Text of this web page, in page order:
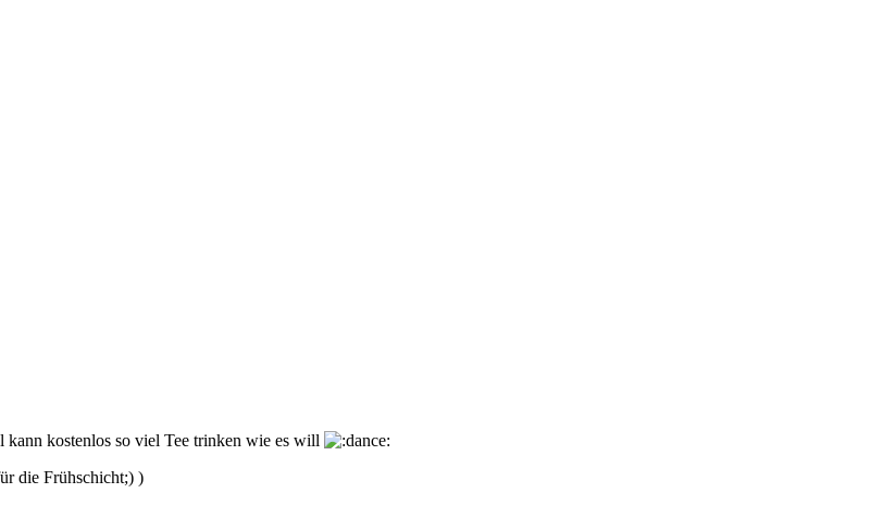
kann kostenlos so viel Tee trinken wie es will
die Frühschicht;) )